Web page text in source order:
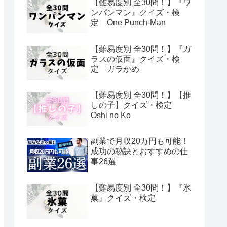
【難易度別 全30問！】『ワ
ンパンマン』クイズ・検
定 One Punch-Man
【難易度別 全30問！】『ガ
ラスの仮面』クイズ・検
定 ガラかめ
【難易度別 全30問！】【推
しの子】クイズ・検定
Oshi no Ko
副業で月収20万円も可能！
成功の秘訣とおすすめの仕
事26選
【難易度別 全30問！】『氷
菓』クイズ・検定